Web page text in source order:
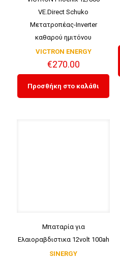
VE.Direct Schuko
Μετατροπέας-Inverter
καθαρού ημιτόνου
VICTRON ENERGY
€270.00
Προσθήκη στο καλάθι
Μπαταρία για
Ελαιοραβδιστικα 12volt 100ah
SINERGY